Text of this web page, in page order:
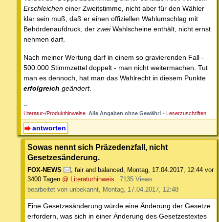
Erschleichen einer Zweitstimme, nicht aber für den Wähler
klar sein muß, daß er einen offiziellen Wahlumschlag mit
Behördenaufdruck, der zweiWahlscheine enthält, nicht ernst
nehmen darf.
Nach meiner Wertung darf in einem so gravierenden Fall -
500.000 Stimmzettel doppelt - man nicht weitermachen. Tut
man es dennoch, hat man das Wahlrecht in diesem Punkte
erfolgreich geändert.
--
Literatur-/Produkthinweise Alle Angaben ohne Gewähr! - Leserzuschriften
antworten
Sowas nennt sich Präzedenzfall, nicht
Gesetzesänderung.
FOX-NEWS , fair and balanced, Montag, 17.04.2017, 12:44 vor
3400 Tagen @ Literaturhinweis
7135 Views
bearbeitet von unbekannt, Montag, 17.04.2017, 12:48
Eine Gesetzesänderung würde eine Änderung der Gesetze
erfordern, was sich in einer Änderung des Gesetzestextes